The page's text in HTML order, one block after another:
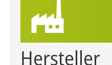
Hersteller